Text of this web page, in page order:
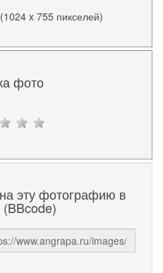
x 755 пикселей)
фото
эту фотографию в